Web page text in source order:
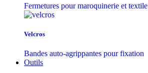
Fermetures pour maroquinerie et textile
Velcros
Bandes auto-agrippantes pour fixation
Outils